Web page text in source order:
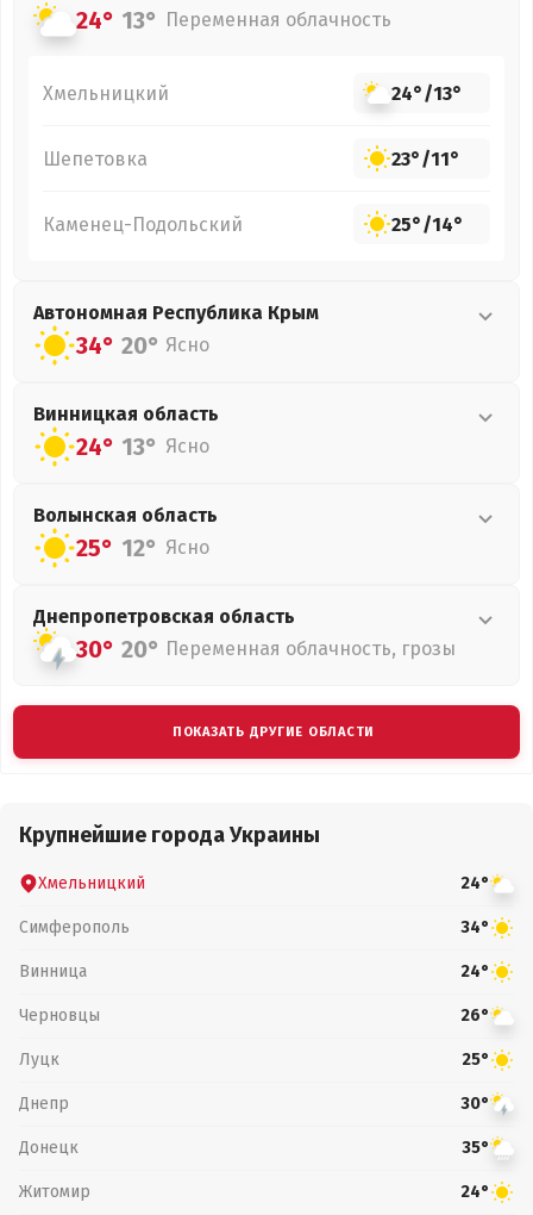
24° 13° Переменная облачность
Хмельницкий 24°/13°
Шепетовка 23°/11°
Каменец-Подольский 25°/14°
Автономная Республика Крым
34° 20° Ясно
Винницкая область
24° 13° Ясно
Волынская область
25° 12° Ясно
Днепропетровская область
30° 20° Переменная облачность, грозы
ПОКАЗАТЬ ДРУГИЕ ОБЛАСТИ
Крупнейшие города Украины
Хмельницкий 24°
Симферополь 34°
Винница 24°
Черновцы 26°
Луцк 25°
Днепр 30°
Донецк 35°
Житомир 24°